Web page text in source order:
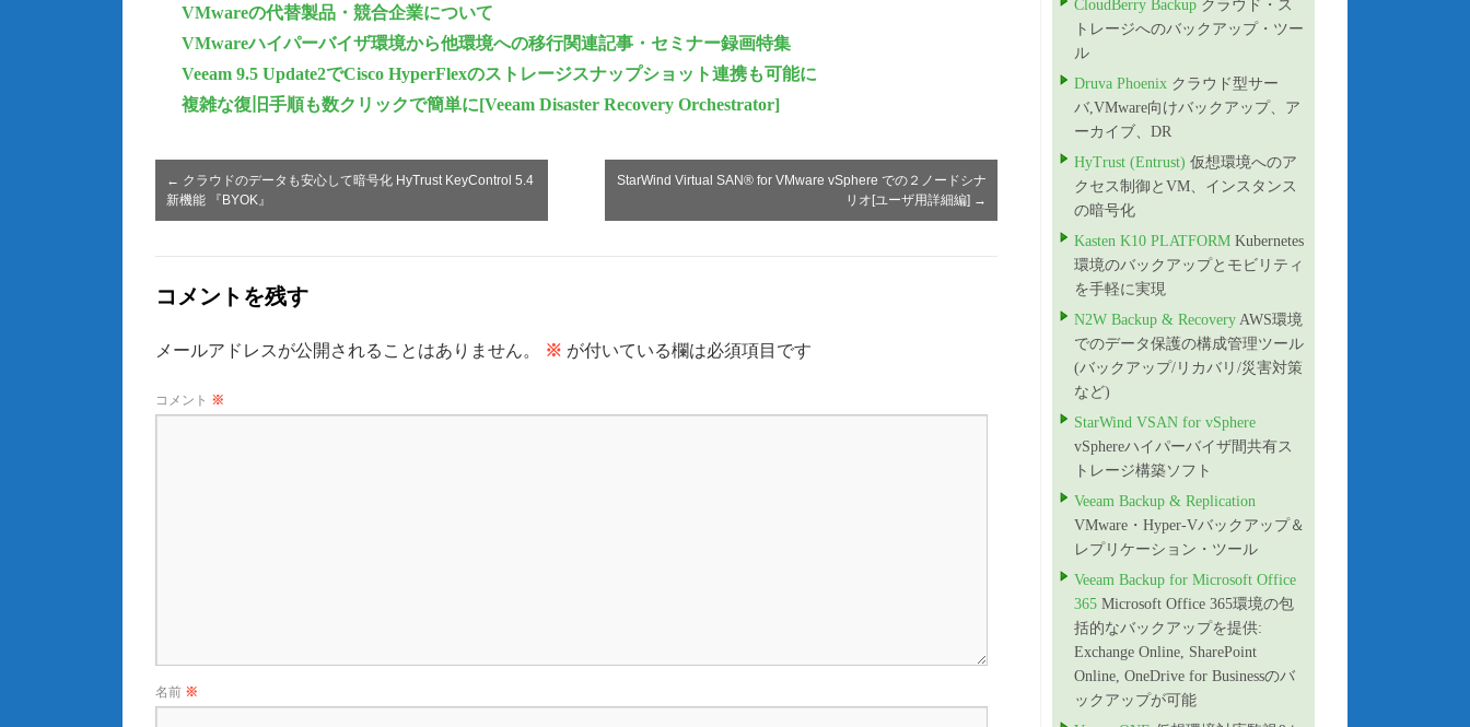
VMwareの代替製品・競合企業について
VMwareハイパーバイザ環境から他環境への移行関連記事・セミナー録画特集
Veeam 9.5 Update2でCisco HyperFlexのストレージスナップショット連携も可能に
複雑な復旧手順も数クリックで簡単に[Veeam Disaster Recovery Orchestrator]
← クラウドのデータも安心して暗号化 HyTrust KeyControl 5.4
新機能 『BYOK』
StarWind Virtual SAN® for VMware vSphere での２ノードシナ
リオ[ユーザ用詳細編] →
コメントを残す
メールアドレスが公開されることはありません。 ※ が付いている欄は必須項目です
コメント ※
名前 ※
CloudBerry Backup クラウド・ス
トレージへのバックアップ・ツー
ル
Druva Phoenix クラウド型サー
バ,VMware向けバックアップ、ア
ーカイブ、DR
HyTrust (Entrust) 仮想環境へのア
クセス制御とVM、インスタンス
の暗号化
Kasten K10 PLATFORM Kubernetes
環境のバックアップとモビリティ
を手軽に実現
N2W Backup & Recovery AWS環境
でのデータ保護の構成管理ツール
(バックアップ/リカバリ/災害対策
など)
StarWind VSAN for vSphere
vSphereハイパーバイザ間共有ス
トレージ構築ソフト
Veeam Backup & Replication
VMware・Hyper-Vバックアップ＆
レプリケーション・ツール
Veeam Backup for Microsoft Office
365 Microsoft Office 365環境の包
括的なバックアップを提供:
Exchange Online, SharePoint
Online, OneDrive for Businessのバ
ックアップが可能